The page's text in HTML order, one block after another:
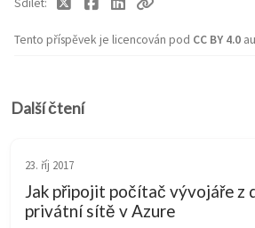
Tento příspěvek je licencován pod CC BY 4.0
Sdílet
Další čtení
23. říj 2017
Jak připojit počítač vývojáře z
privátní sítě v Azure